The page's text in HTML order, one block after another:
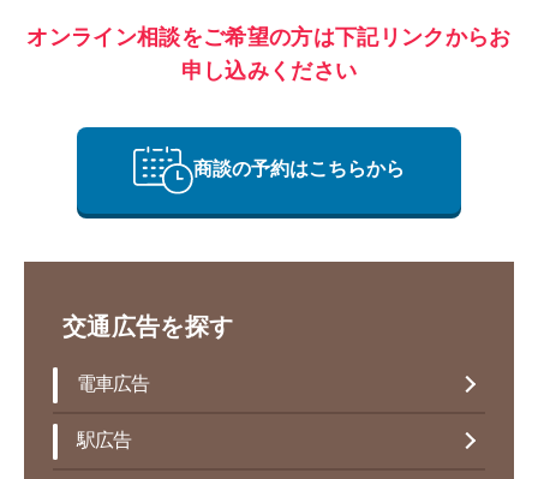
オンライン相談をご希望の方は下記リンクからお
申し込みください
商談の予約はこちらから
交通広告を探す
電車広告
駅広告